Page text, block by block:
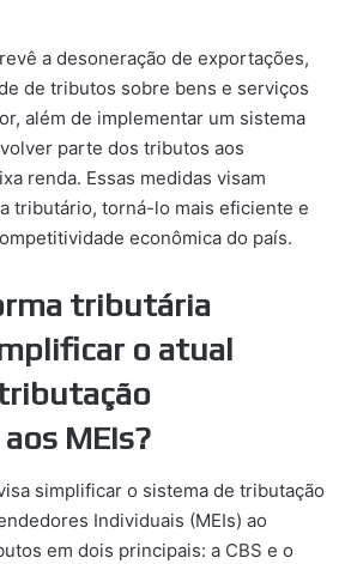
a desoneração de exportações,
de tributos sobre bens e serviços
além de implementar um sistema
parte dos tributos aos
renda. Essas medidas visam
tributário, torná-lo mais eficiente e
econômica do país.
tributária
o atual
MEIs?
simplificar o sistema de tributação
Individuais (MEIs) ao
em dois principais: a CBS e o